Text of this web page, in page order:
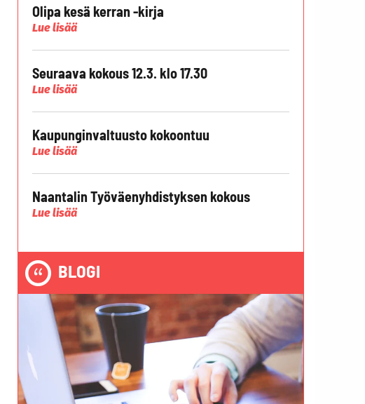
Olipa kesä kerran -kirja
Lue lisää
Seuraava kokous 12.3. klo 17.30
Lue lisää
Kaupunginvaltuusto kokoontuu
Lue lisää
Naantalin Työväenyhdistyksen kokous
Lue lisää
BLOGI